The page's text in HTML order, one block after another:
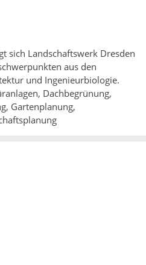
sich Landschaftswerk Dresden
aus den
und Ingenieurbiologie.
Dachbegrünung,
Gartenplanung,